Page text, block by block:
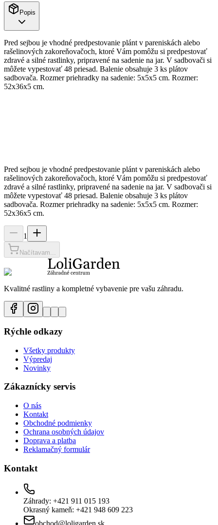
Popis
Pred sejbou je vhodné predpestovanie plánt v pareniskách alebo
rašelinových zakoreňovačoch, ktoré Vám pomôžu si predpestovať
zdravé a silné rastlinky, pripravené na sadenie na jar. V sadbovači si
môžete vypestovať 48 priesad. Balenie obsahuje 3 ks plátov
sadbovača. Rozmer priehradky na sadenie: 5x5x5 cm. Rozmer:
52x36x5 cm.
Pred sejbou je vhodné predpestovanie plánt v pareniskách alebo
rašelinových zakoreňovačoch, ktoré Vám pomôžu si predpestovať
zdravé a silné rastlinky, pripravené na sadenie na jar. V sadbovači si
môžete vypestovať 48 priesad. Balenie obsahuje 3 ks plátov
sadbovača. Rozmer priehradky na sadenie: 5x5x5 cm. Rozmer:
52x36x5 cm.
1
Načítavam...
Kvalitné rastliny a kompletné vybavenie pre vašu záhradu.
Rýchle odkazy
Všetky produkty
Výpredaj
Novinky
Zákaznícky servis
O nás
Kontakt
Obchodné podmienky
Ochrana osobných údajov
Doprava a platba
Reklamačný formulár
Kontakt
Záhrady: +421 911 015 193
Okrasný kameň: +421 948 609 223
obchod@loligarden.sk